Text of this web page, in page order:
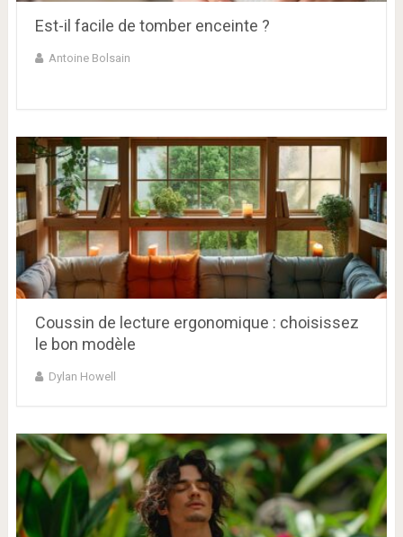
Est-il facile de tomber enceinte ?
Antoine Bolsain
Coussin de lecture ergonomique : choisissez
le bon modèle
Dylan Howell